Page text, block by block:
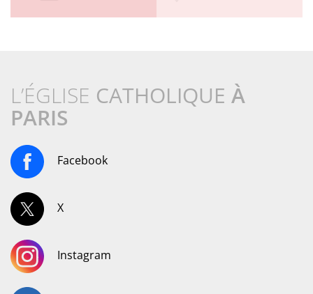
L’ÉGLISE CATHOLIQUE À
PARIS
Facebook
X
Instagram